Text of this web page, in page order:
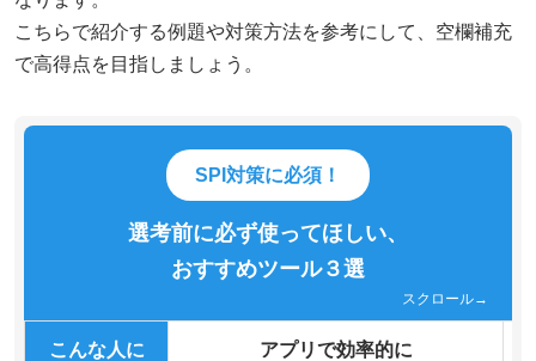
こちらで紹介する例題や対策方法を参考にして、空欄補充
で高得点を目指しましょう。
SPI対策に必須！
選考前に必ず使ってほしい、
おすすめツール３選
スクロール→
こんな人に
アプリで効率的に